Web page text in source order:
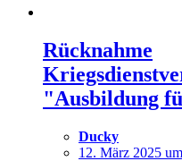
Rücknahme
"Ausbildung
Ducky
12. März 2025